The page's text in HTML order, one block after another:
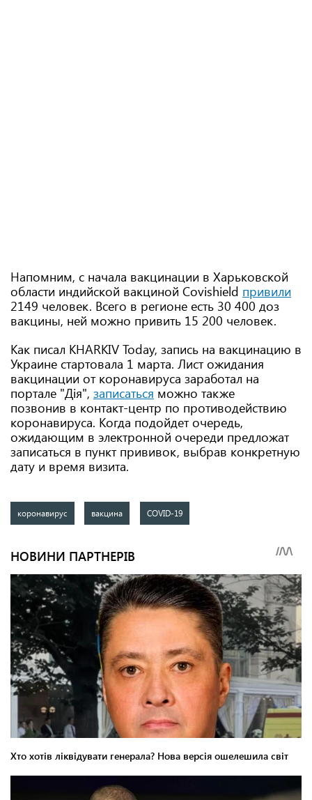
Напомним, с начала вакцинации в Харьковской
области индийской вакциной Covishield привили
2149 человек. Всего в регионе есть 30 400 доз
вакцины, ней можно привить 15 200 человек.
Как писал KHARKIV Today, запись на вакцинацию в
Украине стартовала 1 марта. Лист ожидания
вакцинации от коронавируса заработал на
портале "Дія", записаться можно также
позвонив в контакт-центр по противодействию
коронавируса. Когда подойдет очередь,
ожидающим в электронной очереди предложат
записаться в пункт прививок, выбрав конкретную
дату и время визита.
коронавирус вакцина COVID-19